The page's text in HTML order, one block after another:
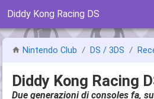
Diddy Kong Racing DS
Nintendo Club DS / 3DS
Diddy Kong Racing
Due generazioni di consoles fa,